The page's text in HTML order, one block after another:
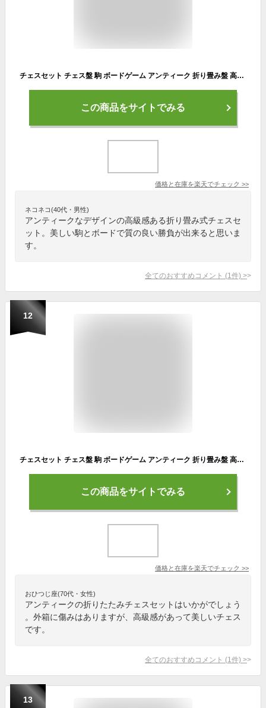
チェスセット チェス盤 駒 ボードゲーム アンティーク 折り畳み盤 高級感
この商品をサイトでみる
価格と在庫を楽天でチェック >>
ネコネコ(40代・男性)
アンティークなデザインの高級感ある折り畳み式チェスセ
ット。美しい駒とボードで質の良い勝負が出来ると思いま
す。
全てのおすすめコメント (1 件) >
12
チェスセット チェス盤 駒 ボードゲーム アンティーク 折り畳み盤 高級感
この商品をサイトでみる
価格と在庫を楽天でチェック >>
おひつじ座(70代・女性)
アンティークの折りたたみチェスセットはいかがでしょう
。外箱に傷みはありますが、高級感があって美しいチェス
です。
全てのおすすめコメント (1 件) >
13